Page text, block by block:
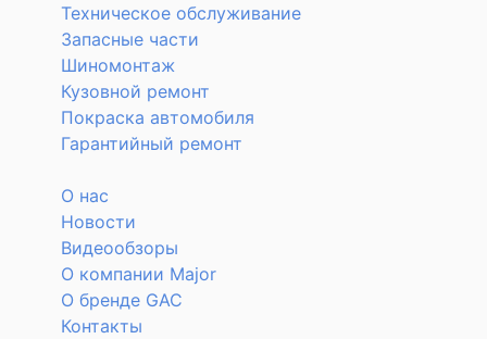
Техническое обслуживание
Запасные части
Шиномонтаж
Кузовной ремонт
Покраска автомобиля
Гарантийный ремонт
О нас
Новости
Видеообзоры
О компании Major
О бренде GAC
Контакты